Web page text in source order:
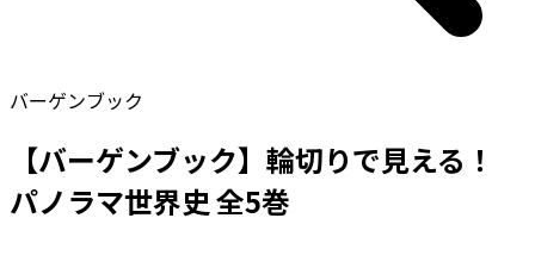
バーゲンブック
【バーゲンブック】輪切りで見える！
パノラマ世界史 全5巻